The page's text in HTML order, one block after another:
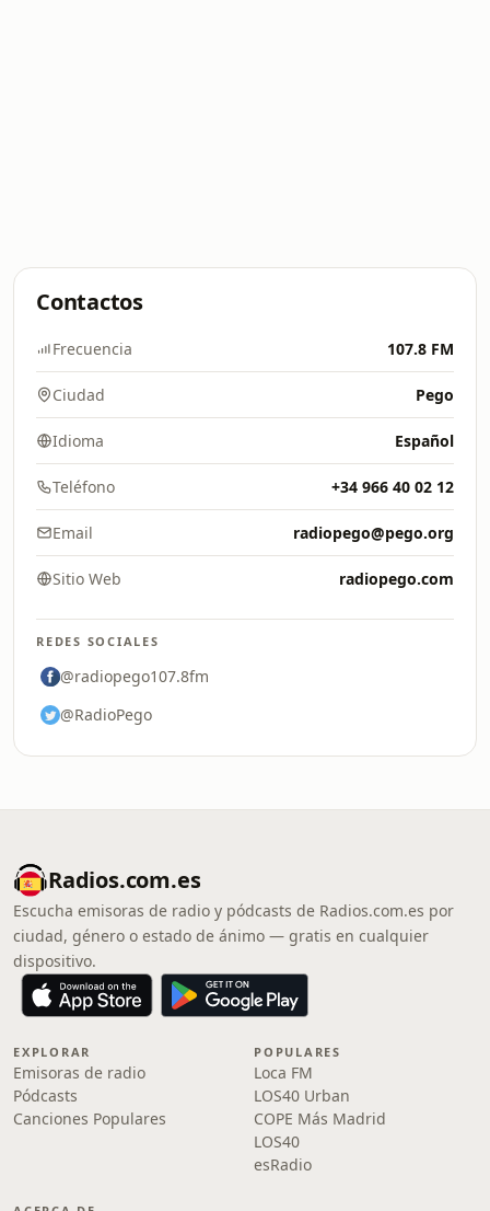
Contactos
Frecuencia 107.8 FM
Ciudad Pego
Idioma Español
Teléfono +34 966 40 02 12
Email radiopego@pego.org
Sitio Web radiopego.com
REDES SOCIALES
@radiopego107.8fm
@RadioPego
Radios.com.es
Escucha emisoras de radio y pódcasts de Radios.com.es por
ciudad, género o estado de ánimo — gratis en cualquier
dispositivo.
EXPLORAR
Emisoras de radio
Pódcasts
Canciones Populares
POPULARES
Loca FM
LOS40 Urban
COPE Más Madrid
LOS40
esRadio